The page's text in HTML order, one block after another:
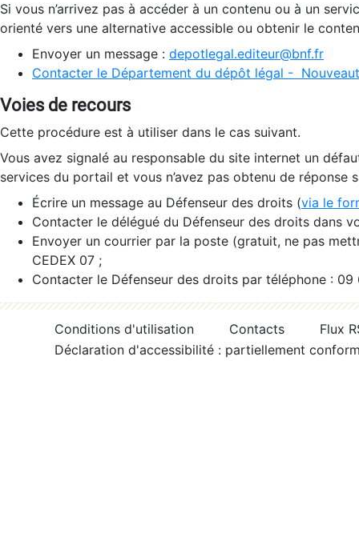
Si vous n’arrivez pas à accéder à un contenu ou à un
orienté vers une alternative accessible ou obtenir le
Envoyer un message : depotlegal.editeur@bnf.fr
Contacter le Département du dépôt légal -
Voies de recours
Cette procédure est à utiliser dans le cas suivant.
Vous avez signalé au responsable du site internet un
services du portail et vous n’avez pas obtenu de réponse
Écrire un message au Défenseur des droits (via le
Contacter le délégué du Défenseur des droits dans
Envoyer un courrier par la poste (gratuit, ne pas
CEDEX 07 ;
Contacter le Défenseur des droits par téléphone :
Conditions d'utilisation Contacts
Flux
Déclaration d'accessibilité : partiellement